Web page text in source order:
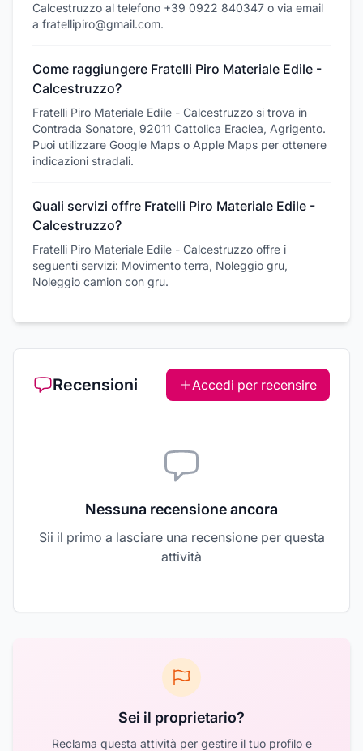
Calcestruzzo al telefono +39 0922 840347 o via email
a fratellipiro@gmail.com.
Come raggiungere Fratelli Piro Materiale Edile -
Calcestruzzo?
Fratelli Piro Materiale Edile - Calcestruzzo si trova in
Contrada Sonatore, 92011 Cattolica Eraclea, Agrigento.
Puoi utilizzare Google Maps o Apple Maps per ottenere
indicazioni stradali.
Quali servizi offre Fratelli Piro Materiale Edile -
Calcestruzzo?
Fratelli Piro Materiale Edile - Calcestruzzo offre i
seguenti servizi: Movimento terra, Noleggio gru,
Noleggio camion con gru.
Recensioni Accedi per recensire
Nessuna recensione ancora
Sii il primo a lasciare una recensione per questa
attività
Sei il proprietario?
Reclama questa attività per gestire il tuo profilo e